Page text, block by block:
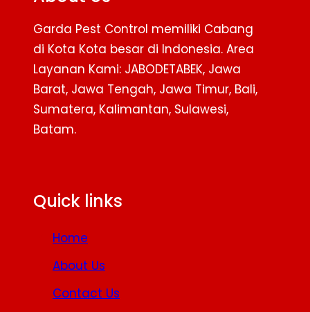
Garda Pest Control memiliki Cabang
di Kota Kota besar di Indonesia. Area
Layanan Kami: JABODETABEK, Jawa
Barat, Jawa Tengah, Jawa Timur, Bali,
Sumatera, Kalimantan, Sulawesi,
Batam.
Quick links
Home
About Us
Contact Us